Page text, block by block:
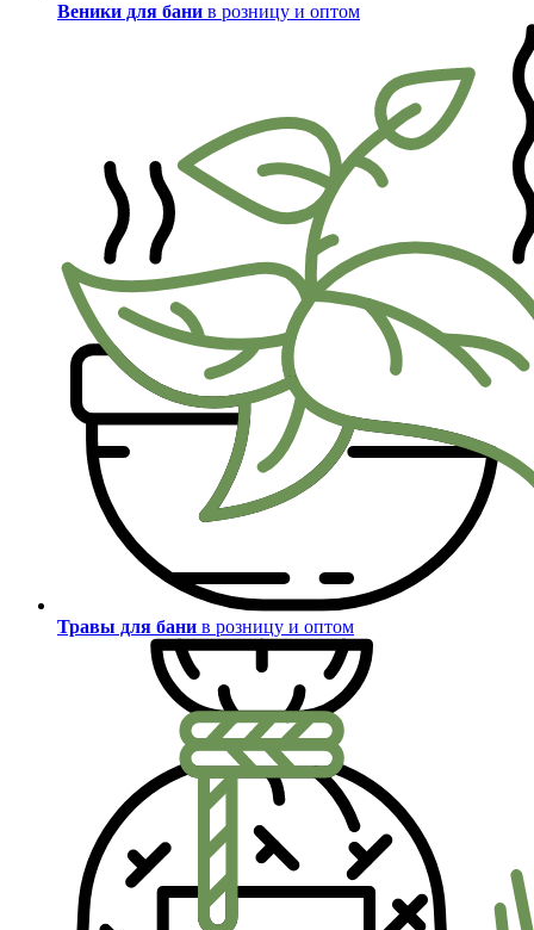
Веники для бани в розницу и оптом
Травы для бани в розницу и оптом